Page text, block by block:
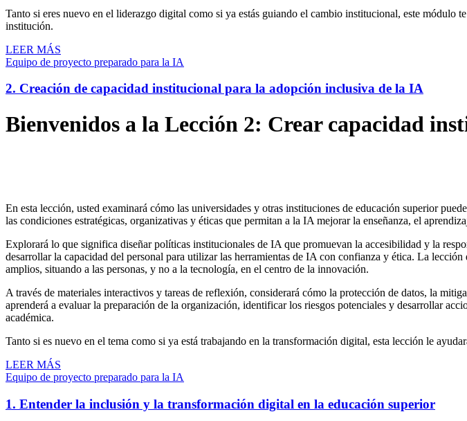
Tanto si eres nuevo en el liderazgo digital como si ya estás guiando el cambio institucional, este módulo
institución.
LEER MÁS
Equipo de proyecto preparado para la IA
2. Creación de capacidad institucional para la adopción inclusiva de la IA
Bienvenidos a la Lección 2: Crear capacidad
En esta lección, usted examinará cómo las universidades y otras instituciones de educación superior
las condiciones estratégicas, organizativas y éticas que permitan a la IA mejorar la enseñanza, el
Explorará lo que significa diseñar políticas institucionales de IA que promuevan la accesibilidad y la
desarrollar la capacidad del personal para utilizar las herramientas de IA con confianza y ética. La
amplios, situando a las personas, y no a la tecnología, en el centro de la innovación.
A través de materiales interactivos y tareas de reflexión, considerará cómo la protección de datos, la
aprenderá a evaluar la preparación de la organización, identificar los riesgos potenciales y desarrollar
académica.
Tanto si es nuevo en el tema como si ya está trabajando en la transformación digital, esta lección le
LEER MÁS
Equipo de proyecto preparado para la IA
1. Entender la inclusión y la transformación digital en la educación superior